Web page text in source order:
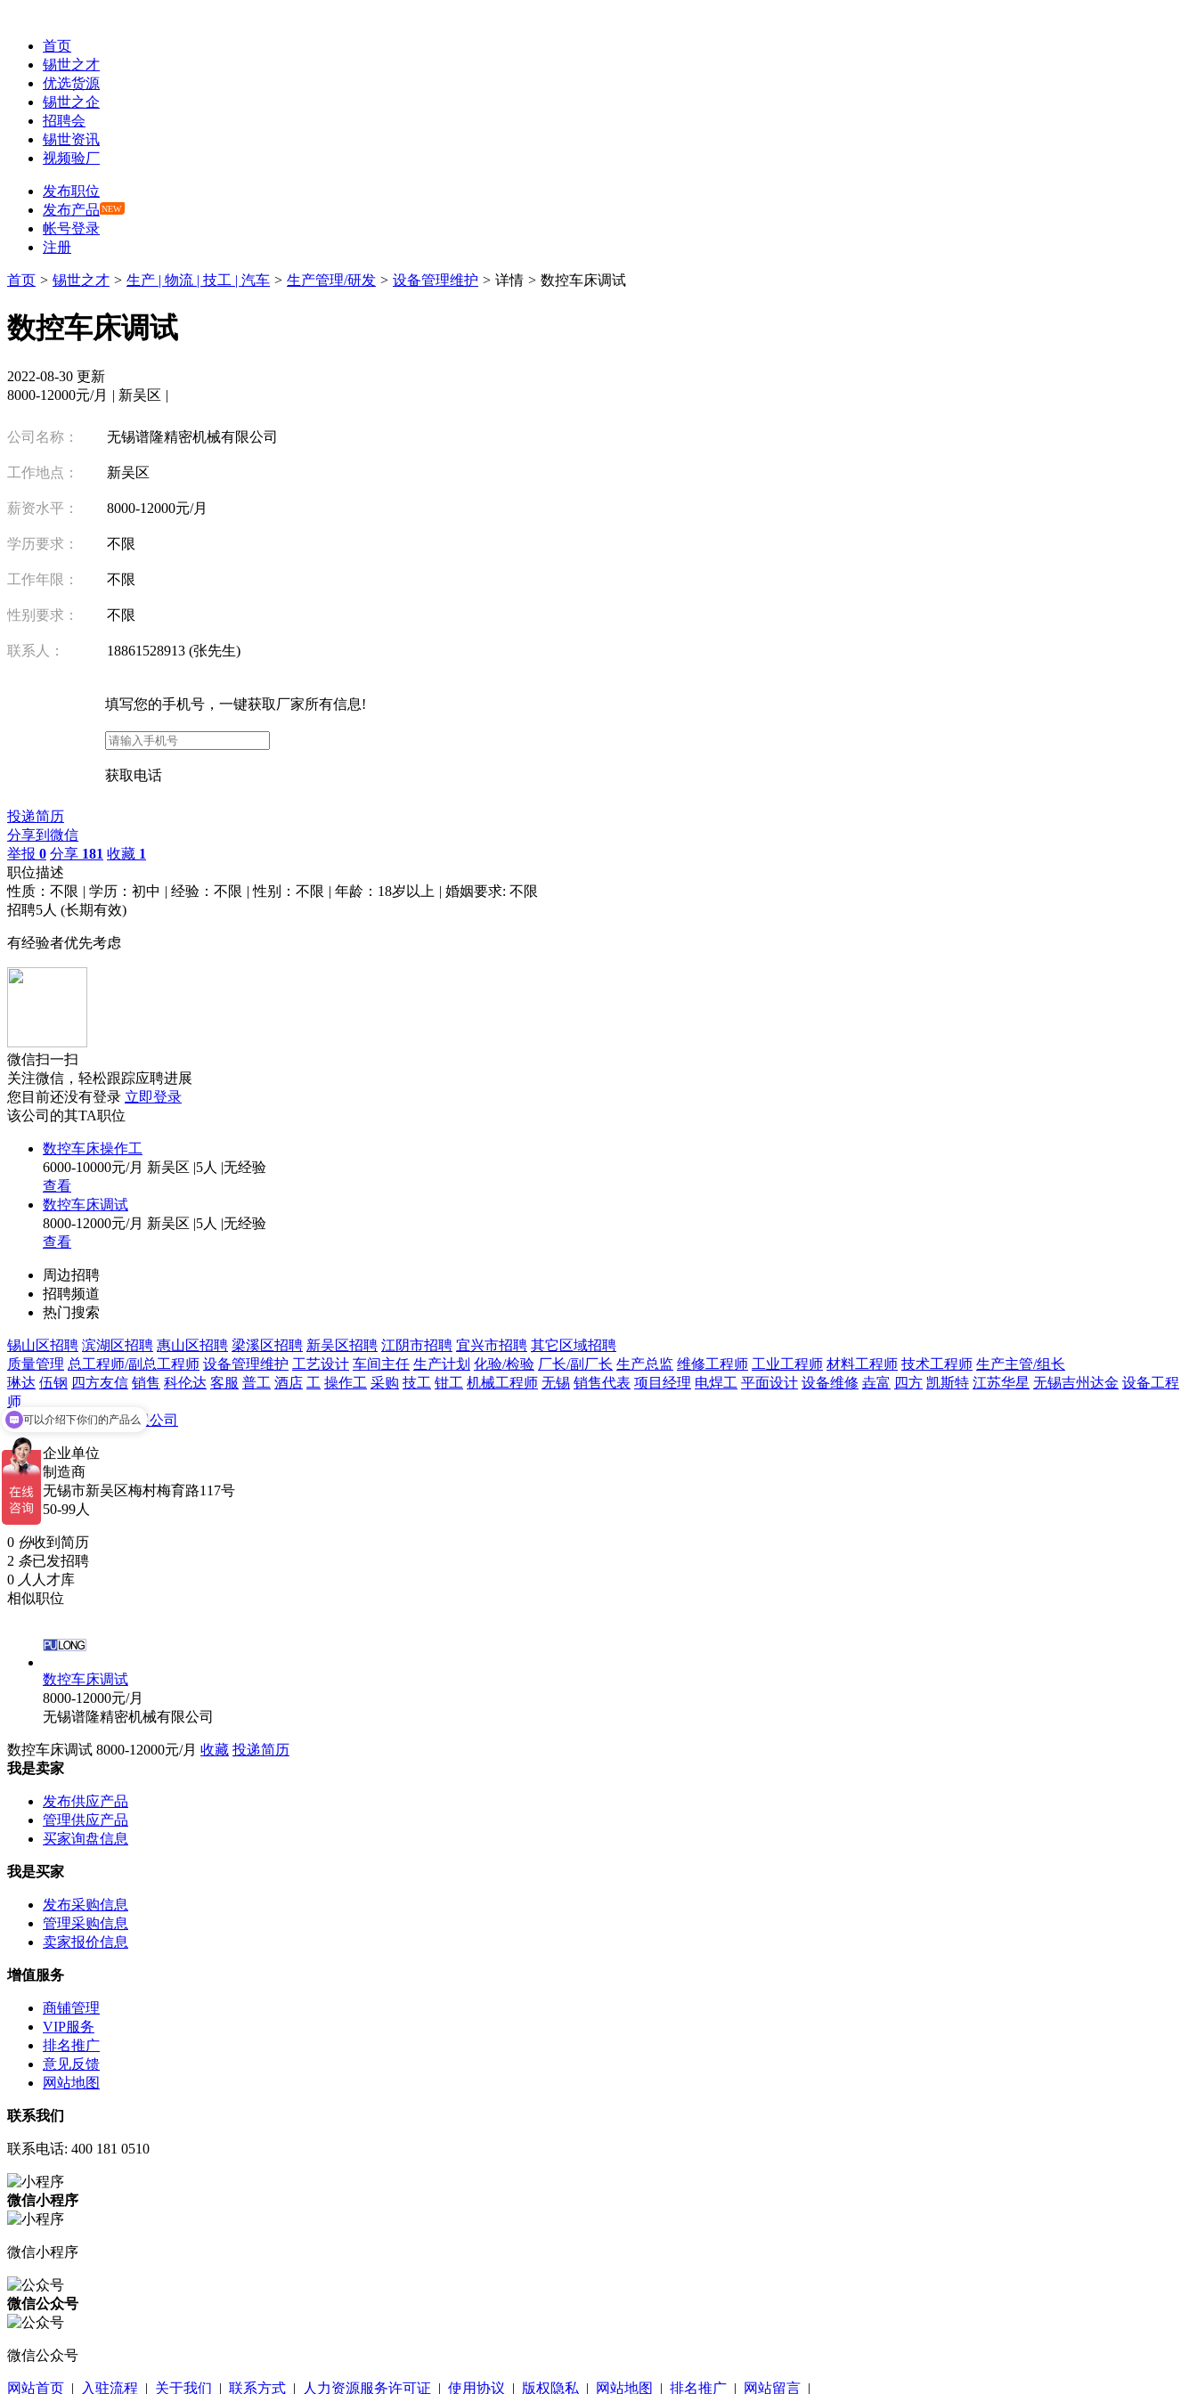
首页
锡世之才
优选货源
锡世之企
招聘会
锡世资讯
视频验厂
发布职位
发布产品 NEW
帐号登录
注册
首页 > 锡世之才 > 生产 | 物流 | 技工 | 汽车 > 生产管理/研发 > 设备管理维护 > 详情 > 数控车床调试
数控车床调试
2022-08-30 更新
8000-12000元/月 | 新吴区 |
公司名称： 无锡谱隆精密机械有限公司
工作地点： 新吴区
薪资水平： 8000-12000元/月
学历要求： 不限
工作年限： 不限
性别要求： 不限
联系人： 18861528913 (张先生)
填写您的手机号 ，一键获取厂家所有信息!
获取电话
投递简历
分享到微信
举报 0 分享 181 收藏 1
职位描述
性质：不限 | 学历：初中 | 经验：不限 | 性别：不限 | 年龄：18岁以上 | 婚姻要求: 不限
招聘5人 (长期有效)
有经验者优先考虑
微信扫一扫
关注微信，轻松跟踪应聘进展
您目前还没有登录 立即登录
该公司的其TA职位
数控车床操作工
6000-10000元/月 新吴区 |5人 |无经验
查看
数控车床调试
8000-12000元/月 新吴区 |5人 |无经验
查看
周边招聘
招聘频道
热门搜索
锡山区招聘 滨湖区招聘 惠山区招聘 梁溪区招聘 新吴区招聘 江阴市招聘 宜兴市招聘 其它区域招聘
质量管理 总工程师/副总工程师 设备管理维护 工艺设计 车间主任 生产计划 化验/检验 厂长/副厂长 生产总监 维修工程师 工业工程师 材料工程师 技术工程师 生产主管/组长
琳达 伍钢 四方友信 销售 科伦达 客服 普工 酒店 工 操作工 采购 技工 钳工 机械工程师 无锡 销售代表 项目经理 电焊工 平面设计 设备维修 垚富 四方 凯斯特 江苏华星 无锡吉州达金 设备工程
师
无锡谱隆精密机械有限公司
企业单位
制造商
无锡市新吴区梅村梅育路117号
50-99人
0 份收到简历
2 条已发招聘
0 人 人才库
相似职位
数控车床调试
8000-12000元/月
无锡谱隆精密机械有限公司
数控车床调试 8000-12000元/月 收藏 投递简历
我是卖家
发布供应产品
管理供应产品
买家询盘信息
我是买家
发布采购信息
管理采购信息
卖家报价信息
增值服务
商铺管理
VIP服务
排名推广
意见反馈
网站地图
联系我们
联系电话: 400 181 0510
微信小程序
微信小程序
微信公众号
微信公众号
网站首页 | 入驻流程 | 关于我们 | 联系方式 | 人力资源服务许可证 | 使用协议 | 版权隐私 | 网站地图 | 排名推广 | 网站留言 |
可以介绍下你们的产品么
你们是怎么收费的呢